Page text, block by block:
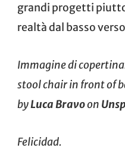
grandi progetti
realtà dal basso
Immagine di
stool chair in front of
byLuca Bravoon
Felicidad.